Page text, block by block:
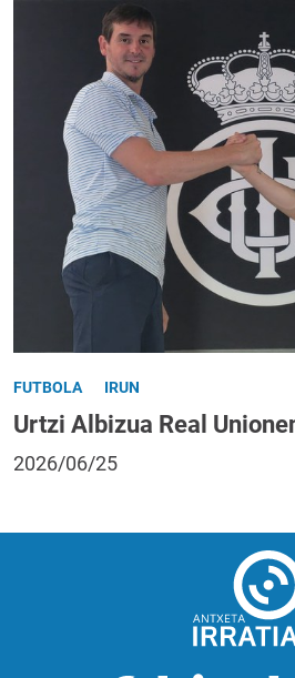
FUTBOLA IRUN
Urtzi Albizua Real
2026/06/25